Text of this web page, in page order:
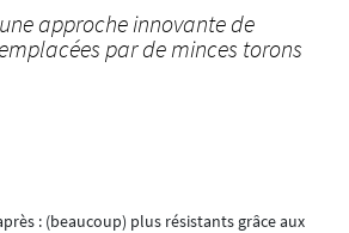
approche innovante de
par de minces torons
: (beaucoup) plus résistants grâce aux